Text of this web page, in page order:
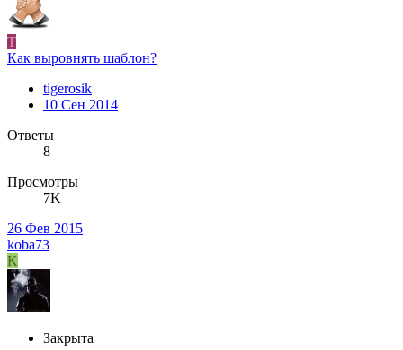
T
Как выровнять шаблон?
tigerosik
10 Сен 2014
Ответы
8
Просмотры
7K
26 Фев 2015
koba73
K
Закрыта